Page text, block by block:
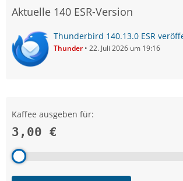
Aktuelle 140 ESR-Version
Thunderbird 140.13.0 ESR
Thunder 22. Juli 2026 um 19:16
Kaffee ausgeben für:
3,00 €